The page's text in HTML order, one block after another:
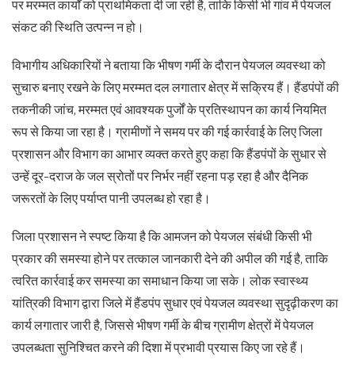
पर मरम्मत कार्यों को प्राथमिकता दी जा रही है, ताकि किसी भी गांव में पेयजल
संकट की स्थिति उत्पन्न न हो।
विभागीय अधिकारियों ने बताया कि भीषण गर्मी के दौरान पेयजल व्यवस्था को
सुचारु बनाए रखने के लिए मरम्मत दल लगातार क्षेत्र में सक्रिय हैं। हैंडपंपों की
तकनीकी जांच, मरम्मत एवं आवश्यक पुर्जों के प्रतिस्थापन का कार्य नियमित
रूप से किया जा रहा है। ग्रामीणों ने समय पर की गई कार्रवाई के लिए जिला
प्रशासन और विभाग का आभार व्यक्त करते हुए कहा कि हैंडपंपों के सुधार से
उन्हें दूर-दराज के जल स्रोतों पर निर्भर नहीं रहना पड़ रहा है और दैनिक
जरूरतों के लिए पर्याप्त पानी उपलब्ध हो रहा है।
जिला प्रशासन ने स्पष्ट किया है कि आमजन को पेयजल संबंधी किसी भी
प्रकार की समस्या होने पर तत्काल जानकारी देने की अपील की गई है, ताकि
त्वरित कार्रवाई कर समस्या का समाधान किया जा सके। लोक स्वास्थ्य
यांत्रिकी विभाग द्वारा जिले में हैंडपंप सुधार एवं पेयजल व्यवस्था सुदृढ़ीकरण का
कार्य लगातार जारी है, जिससे भीषण गर्मी के बीच ग्रामीण क्षेत्रों में पेयजल
उपलब्धता सुनिश्चित करने की दिशा में प्रभावी प्रयास किए जा रहे हैं।